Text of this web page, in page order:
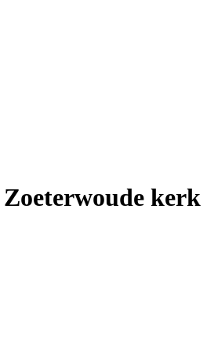
Zoeterwoude kerk